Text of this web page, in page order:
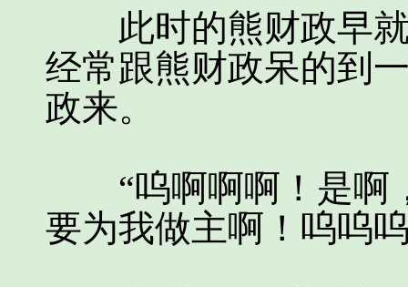
此时的熊财政早就
经常跟熊财政呆的到
政来。
“呜啊啊啊！是啊
要为我做主啊！呜呜